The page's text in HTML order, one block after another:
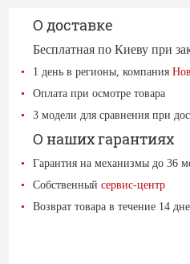
О доставке
Бесплатная по Киеву при
1 день в регионы, компания
Оплата при осмотре товара
3 модели для сравнения при
О наших гарантиях
Гарантия на механизмы до 36
Собственныйсервис-центр
Возврат товара в течение 14